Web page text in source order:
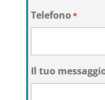
Telefono*
Il tuo